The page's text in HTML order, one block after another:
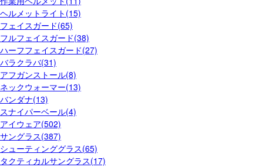
ヘルメットライト(15)
フェイスガード(65)
フルフェイスガード(38)
ハーフフェイスガード(27)
バラクラバ(31)
アフガンストール(8)
ネックウォーマー(13)
バンダナ(13)
スナイパーベール(4)
アイウェア(502)
サングラス(387)
シューティンググラス(65)
タクティカルサングラス(17)